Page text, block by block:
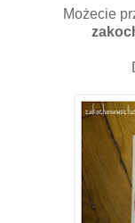
Możecie